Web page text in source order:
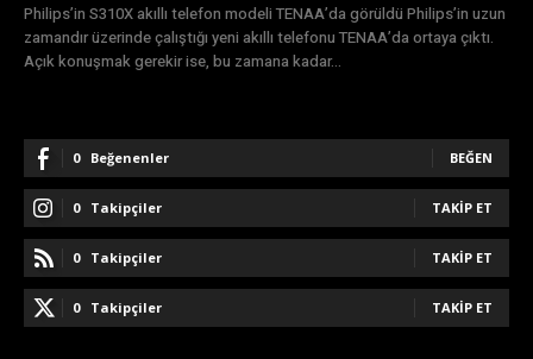
Philips’in S310X akıllı telefon modeli TENAA’da görüldü Philips’in uzun
zamandır üzerinde çalıştığı yeni akıllı telefonu TENAA’da ortaya çıktı.
Açık konuşmak gerekir ise, bu zamana kadar...
0 Beğenenler BEĞEN
0 Takipçiler TAKIP ET
0 Takipçiler TAKIP ET
0 Takipçiler TAKIP ET